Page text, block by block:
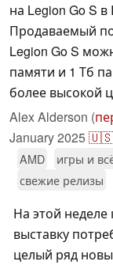
на Legion Go S
Продаваемый
Legion Go S
памяти и 1 Тб
более высокой
Alex Alderson (
January 2025🇺🇸
AMD игры и
свежие релизы
На этой
выставку
целый ряд